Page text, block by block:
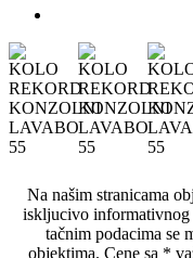
Na našim stranicama
iskljucivo informativnog
tačnim podacima se
objektima. Cene sa *